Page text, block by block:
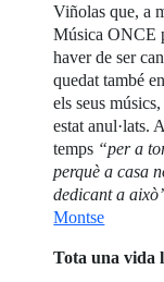
Viñolas que, a
Música ONCE
haver de ser
quedat també
els seus
estat anul·lats.
temps “per a
perquè a casa
dedicant a
Montse
Tota una vida